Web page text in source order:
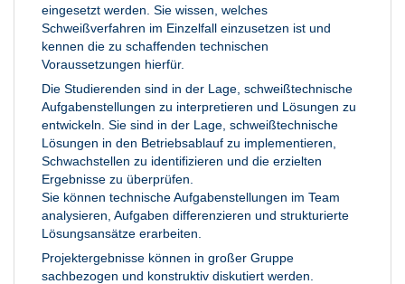
eingesetzt werden. Sie wissen, welches
Schweißverfahren im Einzelfall einzusetzen ist und
kennen die zu schaffenden technischen
Voraussetzungen hierfür.
Die Studierenden sind in der Lage, schweißtechnische
Aufgabenstellungen zu interpretieren und Lösungen zu
entwickeln. Sie sind in der Lage, schweißtechnische
Lösungen in den Betriebsablauf zu implementieren,
Schwachstellen zu identifizieren und die erzielten
Ergebnisse zu überprüfen.
Sie können technische Aufgabenstellungen im Team
analysieren, Aufgaben differenzieren und strukturierte
Lösungsansätze erarbeiten.
Projektergebnisse können in großer Gruppe
sachbezogen und konstruktiv diskutiert werden.